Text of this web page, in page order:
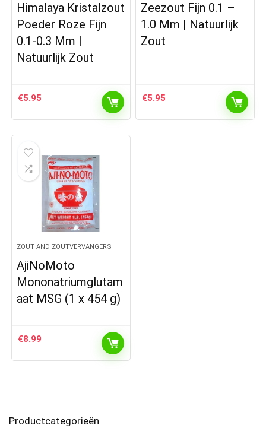
Himalaya Kristalzout
Poeder Roze Fijn
0.1-0.3 Mm |
Natuurlijk Zout
€5.95
Zeezout Fijn 0.1 –
1.0 Mm | Natuurlijk
Zout
€5.95
ZOUT AND ZOUTVERVANGERS
AjiNoMoto
Mononatriumglutam
aat MSG (1 x 454 g)
€8.99
Productcategorieën